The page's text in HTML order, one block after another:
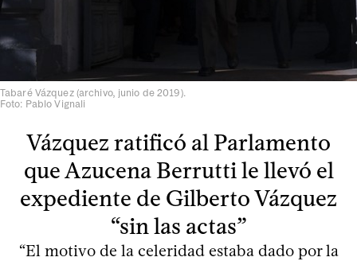
Tabaré Vázquez (archivo, junio de 2019).
Foto: Pablo Vignali
Vázquez ratificó al Parlamento
que Azucena Berrutti le llevó el
expediente de Gilberto Vázquez
“sin las actas”
“El motivo de la celeridad estaba dado por la